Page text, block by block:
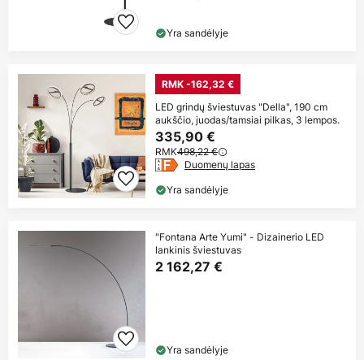
Yra sandėlyje
RMK -162,32 €
LED grindų šviestuvas "Della", 190 cm
aukščio, juodas/tamsiai pilkas, 3 lempos.
335,90 €
RMK498,22 €
Duomenų lapas
Yra sandėlyje
"Fontana Arte Yumi" - Dizainerio LED
lankinis šviestuvas
2 162,27 €
Yra sandėlyje